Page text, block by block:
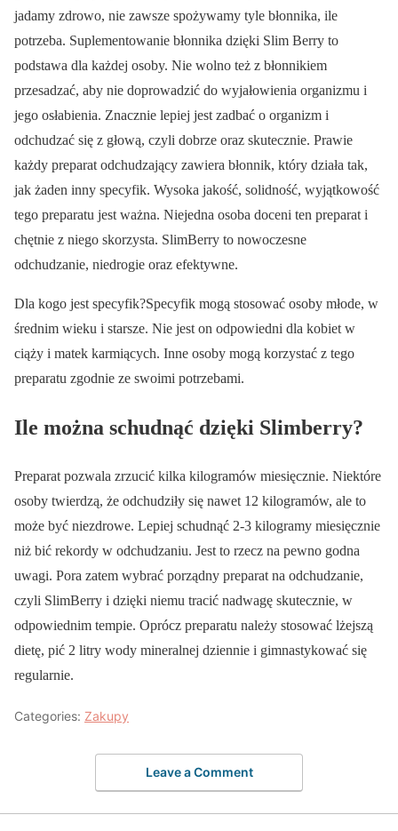
jadamy zdrowo, nie zawsze spożywamy tyle błonnika, ile
potrzeba. Suplementowanie błonnika dzięki Slim Berry to
podstawa dla każdej osoby. Nie wolno też z błonnikiem
przesadzać, aby nie doprowadzić do wyjałowienia organizmu i
jego osłabienia. Znacznie lepiej jest zadbać o organizm i
odchudzać się z głową, czyli dobrze oraz skutecznie. Prawie
każdy preparat odchudzający zawiera błonnik, który działa tak,
jak żaden inny specyfik. Wysoka jakość, solidność, wyjątkowość
tego preparatu jest ważna. Niejedna osoba doceni ten preparat i
chętnie z niego skorzysta. SlimBerry to nowoczesne
odchudzanie, niedrogie oraz efektywne.
Dla kogo jest specyfik?Specyfik mogą stosować osoby młode, w
średnim wieku i starsze. Nie jest on odpowiedni dla kobiet w
ciąży i matek karmiących. Inne osoby mogą korzystać z tego
preparatu zgodnie ze swoimi potrzebami.
Ile można schudnąć dzięki Slimberry?
Preparat pozwala zrzucić kilka kilogramów miesięcznie. Niektóre
osoby twierdzą, że odchudziły się nawet 12 kilogramów, ale to
może być niezdrowe. Lepiej schudnąć 2-3 kilogramy miesięcznie
niż bić rekordy w odchudzaniu. Jest to rzecz na pewno godna
uwagi. Pora zatem wybrać porządny preparat na odchudzanie,
czyli SlimBerry i dzięki niemu tracić nadwagę skutecznie, w
odpowiednim tempie. Oprócz preparatu należy stosować lżejszą
dietę, pić 2 litry wody mineralnej dziennie i gimnastykować się
regularnie.
Categories: Zakupy
Leave a Comment